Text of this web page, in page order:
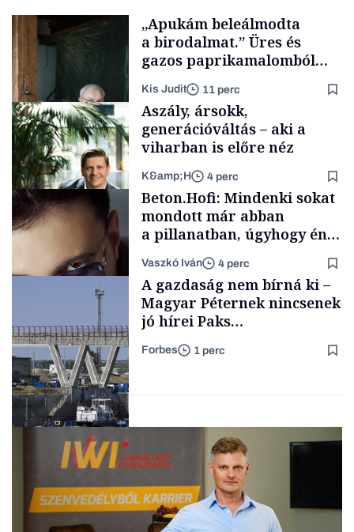
Családi
vállalkozások
„Apukám beleálmodta
a birodalmat.” Üres és
gazos paprikamalomból
lett az igazi családi
fűszersztori
Kis Judit 11 perc
TÁMOGATÓI
Aszály, ársokk,
generációváltás – aki a
viharban is előre néz
K&amp;H 4 perc
Forbes-sztori
Beton.Hofi: Mindenki sokat
mondott már abban
a pillanatban, úgyhogy én
a legsarkosabb
gondolataimat akartam
kimondani
Vaszkó Iván 4 perc
A gazdaság nem bírná ki –
Magyar Péternek nincsenek
jó hírei Paks
újraindításáról
Forbes 1 perc